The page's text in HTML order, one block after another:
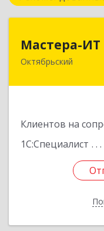
Мастера-ИТ
Октябрьский
Клиентов на
1С:Специалист
452607,